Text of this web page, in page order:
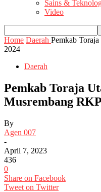
Sains &
Video
Home Daerah Pemkab
2024
Daerah
Pemkab Toraja
Musrembang
By
Agen 007
-
April 7, 2023
436
0
Share on Facebook
Tweet on Twitter